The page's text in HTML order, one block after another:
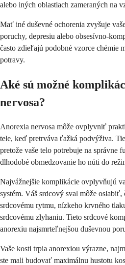
alebo iných oblastiach zameraných na
Mať iné duševné ochorenia zvyšuje
poruchy, depresiu alebo obsesívno-
často zdieľajú podobné vzorce chémie
potravy.
Aké sú možné
nervosa?
Anorexia nervosa môže ovplyvniť
tele, keď pretrváva ťažká podvýživa.
pretože vaše telo potrebuje na správne
dlhodobé obmedzovanie ho núti do
Najvážnejšie komplikácie ovplyvňujú
systém. Váš srdcový sval môže
srdcovému rytmu, nízkeho krvného
srdcovému zlyhaniu. Tieto srdcové
anorexiu najsmrteľnejšou duševnou
Vaše kosti trpia anorexiou výrazne,
ste mali budovať maximálnu hustotu